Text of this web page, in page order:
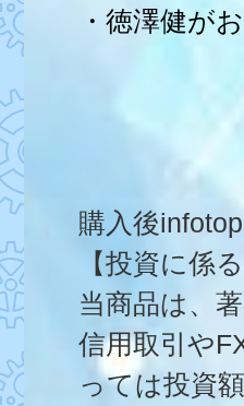
・徳澤健が
購入後
【投資に係
当商品は、
信用取引や
っては投資